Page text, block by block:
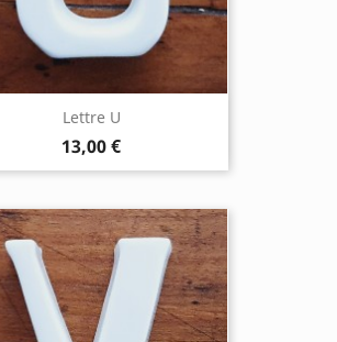
Lettre U
13,00 €